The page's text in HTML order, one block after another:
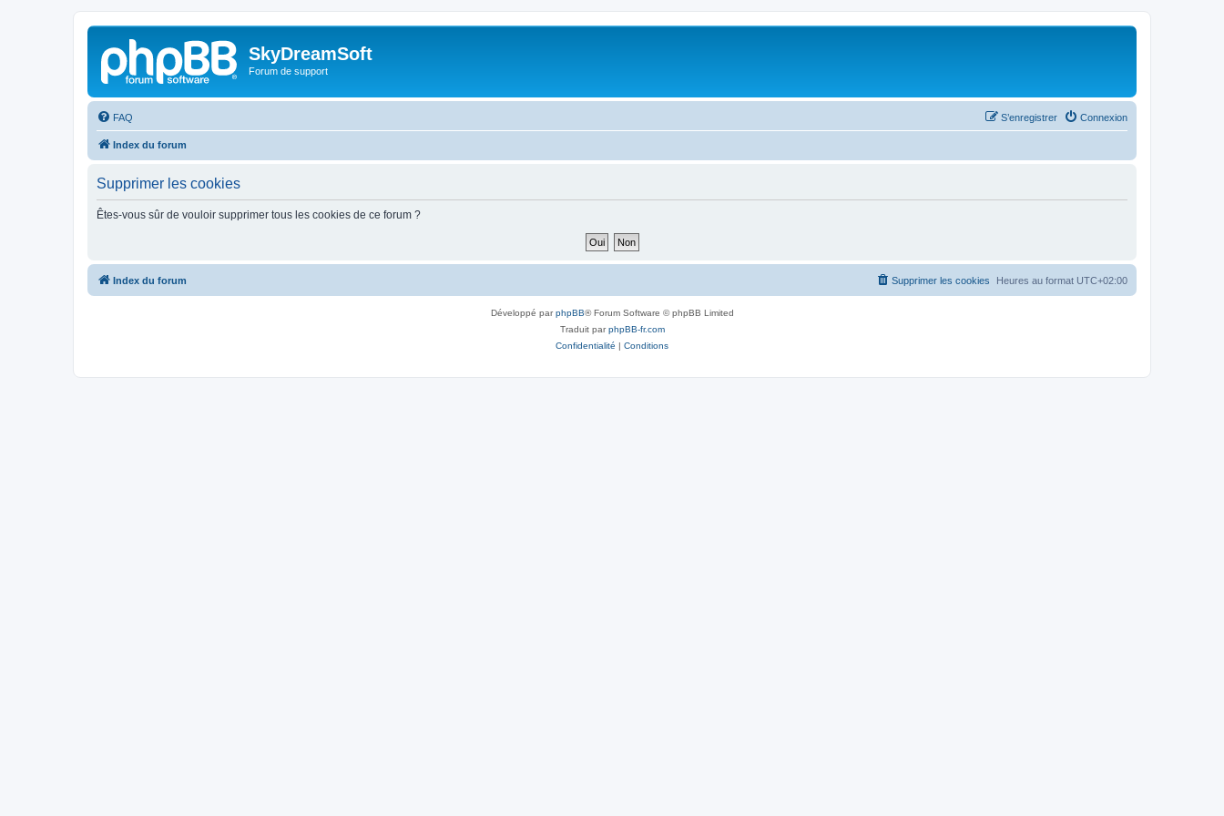
SkyDreamSoft
Forum de support
FAQ Connexion
S’enregistrer
Index du forum
Supprimer les cookies
Êtes-vous sûr de vouloir supprimer tous les cookies de ce forum ?
Index du forum Heures au format UTC+02:00
Supprimer les cookies
Développé parphpBB® Forum Software © phpBB Limited
Traduit parphpBB-fr.com
Confidentialité | Conditions